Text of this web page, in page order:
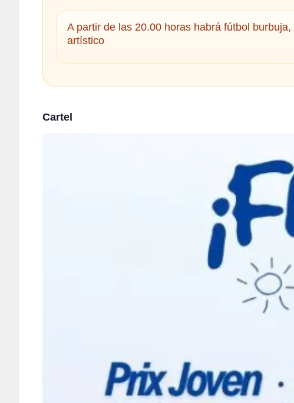
A partir de las 20.00 horas habrá fútbol
artístico
Cartel